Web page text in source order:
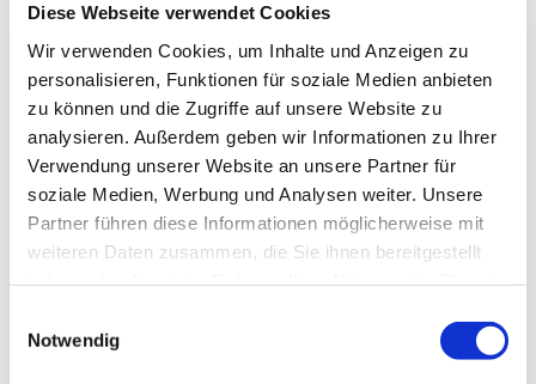
Diese Webseite verwendet Cookies
Wir verwenden Cookies, um Inhalte und Anzeigen zu
personalisieren, Funktionen für soziale Medien anbieten
zu können und die Zugriffe auf unsere Website zu
analysieren. Außerdem geben wir Informationen zu Ihrer
Verwendung unserer Website an unsere Partner für
soziale Medien, Werbung und Analysen weiter. Unsere
Partner führen diese Informationen möglicherweise mit
weiteren Daten zusammen, die Sie ihnen bereitgestellt
Notwendig
Der Weg in unserer Gemeinde
Abwechslungsreich und aufschlussreich - einfach
interessant finden die meisten Jugendlichen und auch
die, die ihn vorbereiten, den Weg zur Konfirmation in
unserer Gemeinde.
Hier erfährst du mehr